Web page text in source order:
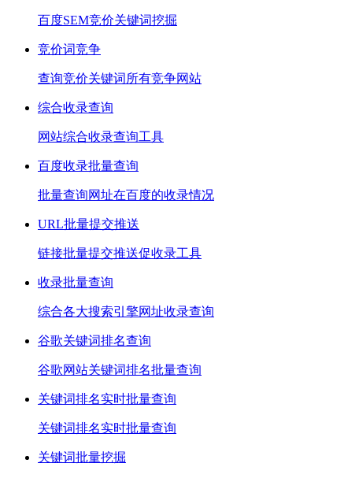
百度SEM竞价关键词挖掘
竞价词竞争
查询竞价关键词所有竞争网站
综合收录查询
网站综合收录查询工具
百度收录批量查询
批量查询网址在百度的收录情况
URL批量提交推送
链接批量提交推送促收录工具
收录批量查询
综合各大搜索引擎网址收录查询
谷歌关键词排名查询
谷歌网站关键词排名批量查询
关键词排名实时批量查询
关键词排名实时批量查询
关键词批量挖掘